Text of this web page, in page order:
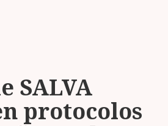
SALVA
protocolos